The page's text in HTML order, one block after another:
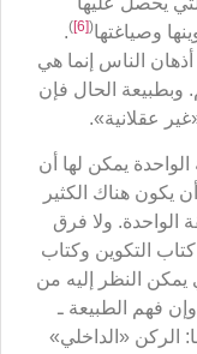
وصياغتها(
[6]
)
.
الناس إنما هي
وبطبيعة الحال فإن
عقلانية».
يمكن لها أن
يكون هناك الكثير
الواحدة. ولا فرق
التكوين وكتاب
يمكن النظر إليه من
فهم الطبيعة ـ
الركن «الداخلي»